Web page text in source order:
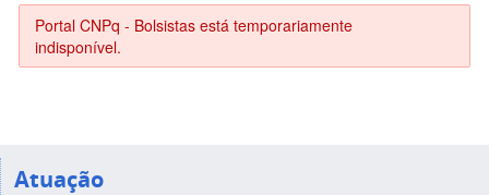
Portal CNPq - Bolsistas está temporariamente
indisponível.
Atuação